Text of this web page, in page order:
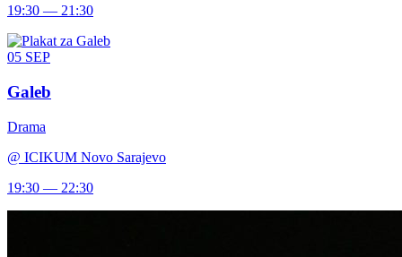
19:30 — 21:30
05 SEP
Galeb
Drama
@ ICIKUM Novo Sarajevo
19:30 — 22:30